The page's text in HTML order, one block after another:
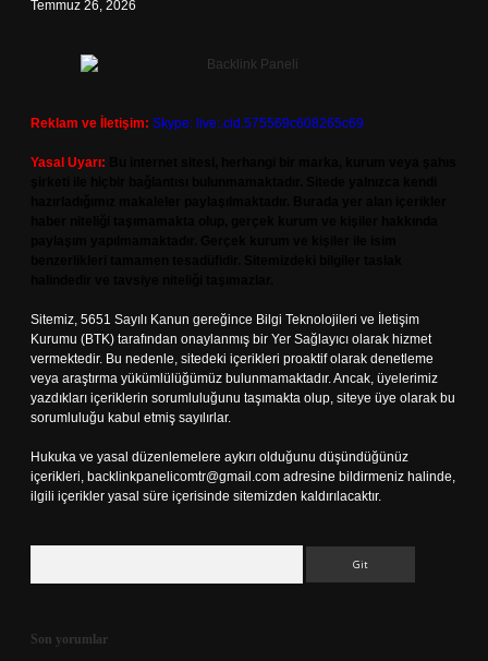
Temmuz 26, 2026
Reklam ve İletişim: Skype: live:.cid.575569c608265c69
Yasal Uyarı:
Sitemiz, 5651 Sayılı Kanun gereğince Bilgi Teknolojileri ve İletişim
Kurumu (BTK) tarafından onaylanmış bir Yer Sağlayıcı olarak hizmet
vermektedir. Bu nedenle, sitedeki içerikleri proaktif olarak denetleme
veya araştırma yükümlülüğümüz bulunmamaktadır. Ancak, üyelerimiz
yazdıkları içeriklerin sorumluluğunu taşımakta olup, siteye üye olarak bu
sorumluluğu kabul etmiş sayılırlar.
Hukuka ve yasal düzenlemelere aykırı olduğunu düşündüğünüz
içerikleri, backlinkpanelicomtr@gmail.com adresine bildirmeniz halinde,
ilgili içerikler yasal süre içerisinde sitemizden kaldırılacaktır.
Son yorumlar